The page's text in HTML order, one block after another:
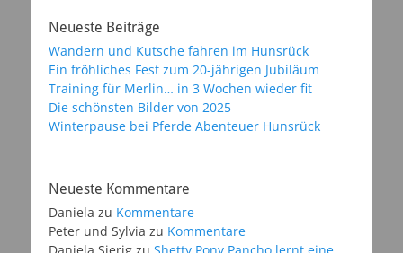
Neueste Beiträge
Wandern und Kutsche fahren im Hunsrück
Ein fröhliches Fest zum 20-jährigen Jubiläum
Training für Merlin… in 3 Wochen wieder fit
Die schönsten Bilder von 2025
Winterpause bei Pferde Abenteuer Hunsrück
Neueste Kommentare
Daniela zu Kommentare
Peter und Sylvia zu Kommentare